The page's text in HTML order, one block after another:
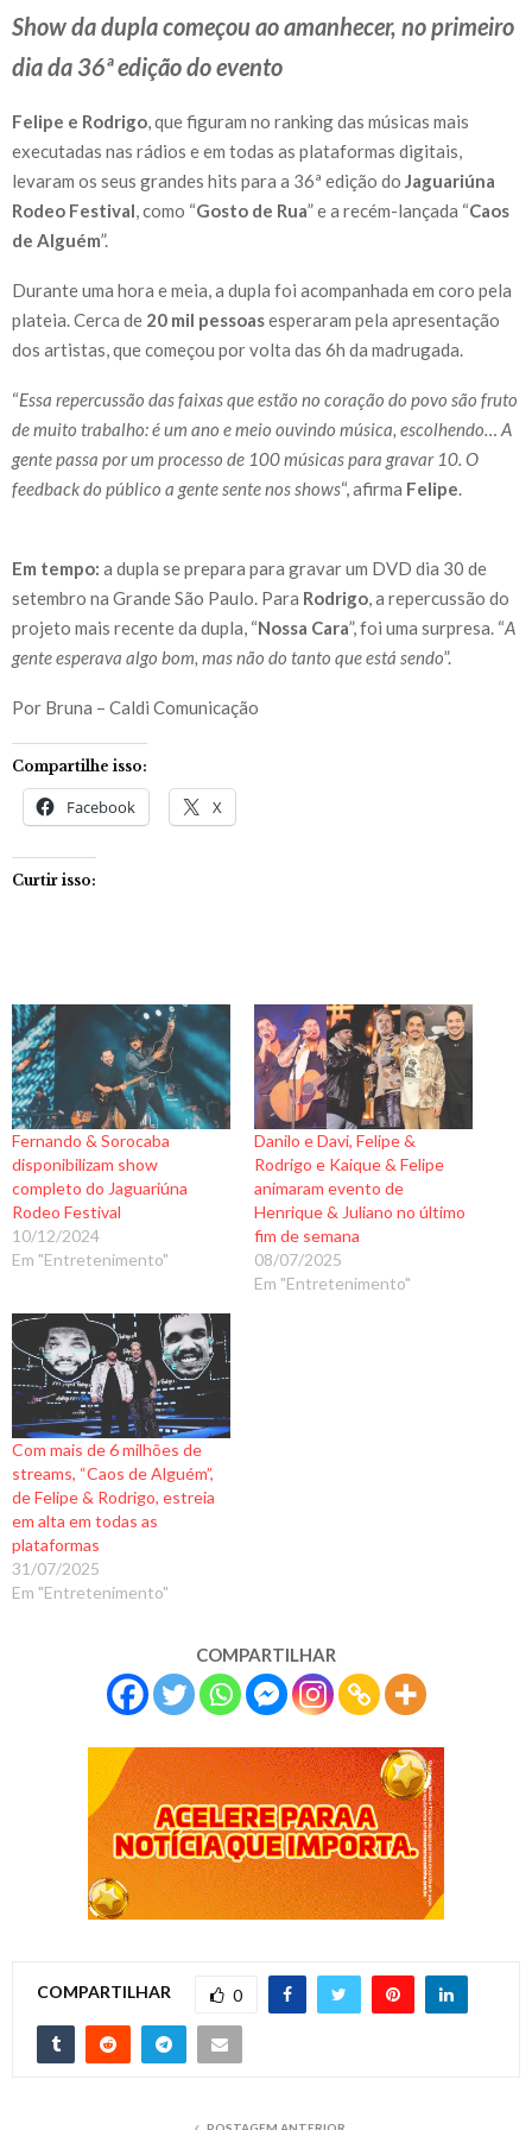
Show da dupla começou ao amanhecer, no primeiro
dia da 36ª edição do evento
Felipe e Rodrigo, que figuram no ranking das músicas mais
executadas nas rádios e em todas as plataformas digitais,
levaram os seus grandes hits para a 36ª edição do Jaguariúna
Rodeo Festival, como “Gosto de Rua” e a recém-lançada “Caos
de Alguém”.
Durante uma hora e meia, a dupla foi acompanhada em coro pela
plateia. Cerca de 20 mil pessoasesperaram pela apresentação
dos artistas, que começou por volta das 6h da madrugada.
“Essa repercussão das faixas que estão no coração do povo são fruto
de muito trabalho: é um ano e meio ouvindo música, escolhendo… A
gente passa por um processo de 100 músicas para gravar 10. O
feedback do público a gente sente nos shows“, afirma Felipe.
Em tempo: a dupla se prepara para gravar um DVD dia 30 de
setembro na Grande São Paulo. Para Rodrigo, a repercussão do
projeto mais recente da dupla, “Nossa Cara”, foi uma surpresa. “A
gente esperava algo bom, mas não do tanto que está sendo”.
Por Bruna – Caldi Comunicação
Compartilhe isso:
Facebook X
Curtir isso:
Fernando & Sorocaba
disponibilizam show
completo do Jaguariúna
Rodeo Festival
10/12/2024
Em "Entretenimento"
Danilo e Davi, Felipe &
Rodrigo e Kaique & Felipe
animaram evento de
Henrique & Juliano no último
fim de semana
08/07/2025
Em "Entretenimento"
Com mais de 6 milhões de
streams, “Caos de Alguém”,
de Felipe & Rodrigo, estreia
em alta em todas as
plataformas
31/07/2025
Em "Entretenimento"
COMPARTILHAR
COMPARTILHAR 0
POSTAGEM ANTERIOR